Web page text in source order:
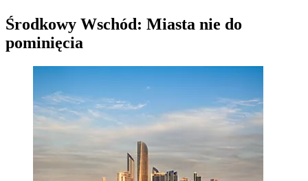
Środkowy Wschód: Miasta nie do
pominięcia